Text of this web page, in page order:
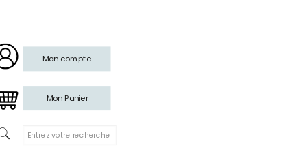
Mon compte
Mon Panier